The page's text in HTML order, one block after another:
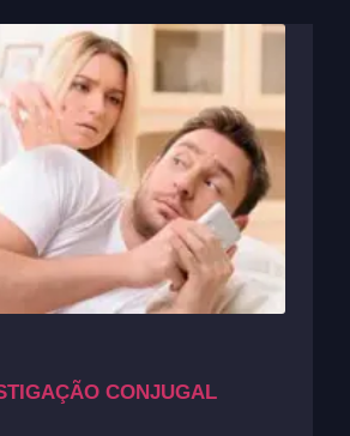
CONJUGAL